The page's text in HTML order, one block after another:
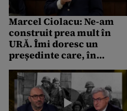
Marcel Ciolacu: Ne-am
construit prea mult în
URĂ. Îmi doresc un
președinte care, în